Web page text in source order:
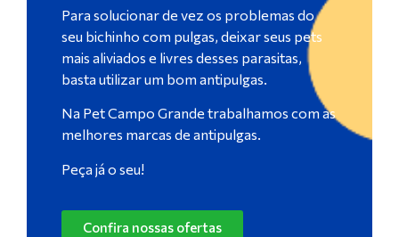
Para solucionar de vez os problemas do
seu bichinho com pulgas, deixar seus pets
mais aliviados e livres desses parasitas,
basta utilizar um bom antipulgas.
Na Pet Campo Grande trabalhamos com as
melhores marcas de antipulgas.
Peça já o seu!
Confira nossas ofertas